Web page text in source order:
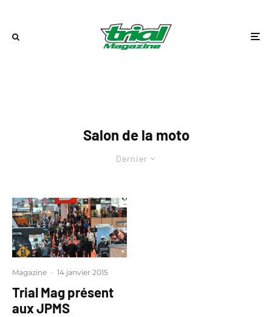
Salon de la moto
Dernier
Magazine · 14 janvier 2015
Trial Mag présent
aux JPMS